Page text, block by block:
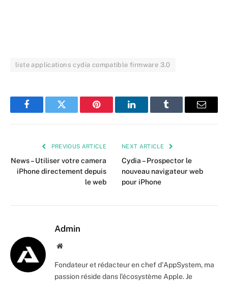
liste applications cydia compatible firmware 3.0
FacebookTwitter Pinterest LinkedInTumblr Email
PREVIOUS ARTICLE
News – Utiliser votre camera
iPhone directement depuis
le web
NEXT ARTICLE
Cydia – Prospector le
nouveau navigateur web
pour iPhone
Admin
Website
Fondateur et rédacteur en chef d'AppSystem, ma
passion réside dans l'écosystème Apple. Je